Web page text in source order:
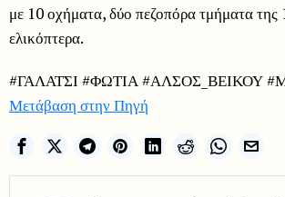
με 10 οχήματα, δύο πεζοπόρα τμήματα
ελικόπτερα.
#ΓΑΛΑΤΣΙ #ΦΩΤΙΑ #ΑΛΣΟΣ_ΒΕΙΚΟΥ
Μετάβαση στην Πηγή